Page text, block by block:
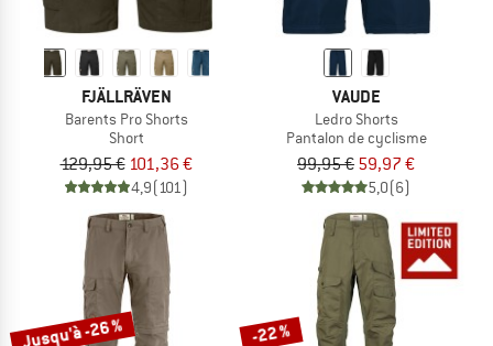
FJÄLLRÄVEN
Barents Pro Shorts
Short
129,95 € 101,36 €
4,9(101)
VAUDE
Ledro Shorts
Pantalon de cyclisme
99,95 € 59,97 €
5,0(6)
Jusqu'à -26 % -22 %